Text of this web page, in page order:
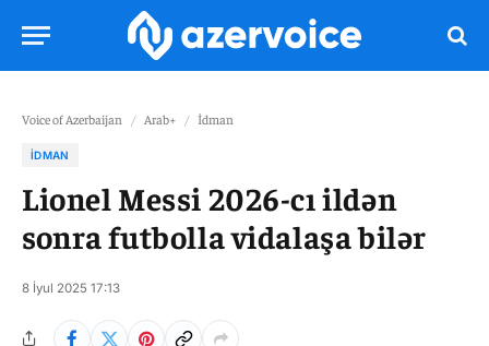
Voice of Azerbaijan / Arab+ / İdman
İDMAN
Lionel Messi 2026-cı ildən
sonra futbolla vidalaşa bilər
8 İyul 2025 17:13